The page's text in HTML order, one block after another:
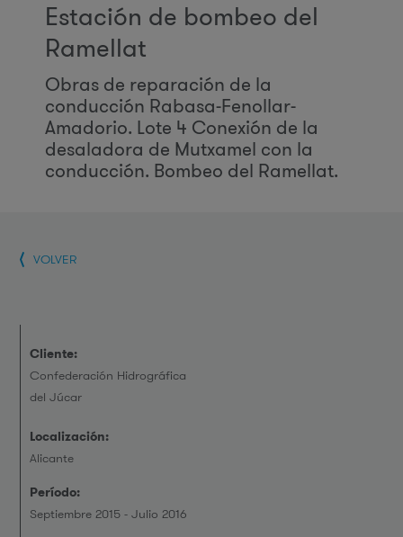
Estación de bombeo del
Ramellat
Obras de reparación de la
conducción Rabasa-Fenollar-
Amadorio. Lote 4 Conexión de la
desaladora de Mutxamel con la
conducción. Bombeo del Ramellat.
VOLVER
Cliente:
Confederación Hidrográfica
del Júcar
Localización:
Alicante
Período:
Septiembre 2015 - Julio 2016